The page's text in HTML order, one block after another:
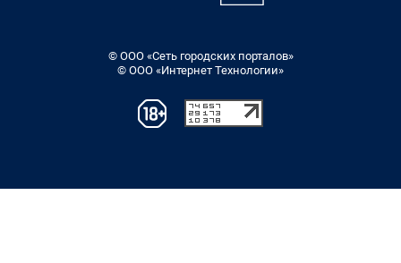
© ООО «Сеть городских порталов»
© ООО «Интернет Технологии»